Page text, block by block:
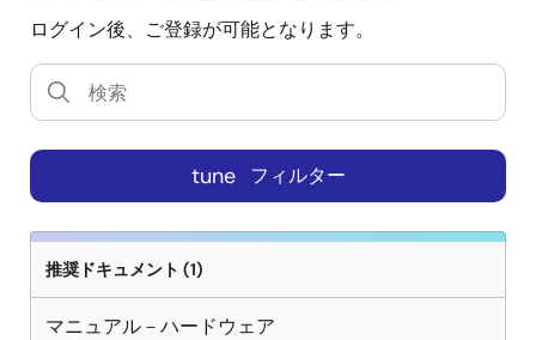
ログイン後、ご登録が可能となります。
tune フィルター
推奨ドキュメント (1)
マニュアル－ハードウェア